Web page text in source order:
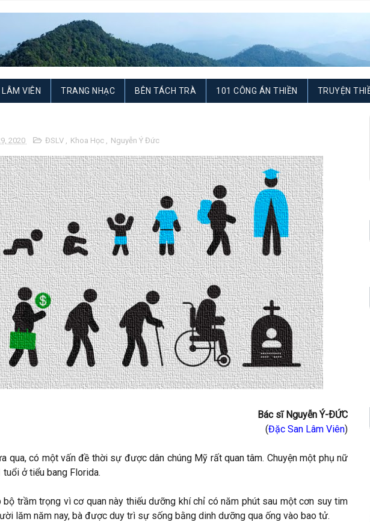
VIÊN TRANG NHẠC BÊN TÁCH TRÀ 101 CÔNG ÁN THIỀN TRUYỆN
2020 ĐSLV , Khoa Học , Nguyễn Ý Đức
Bác sĩ Nguyễn Ý-ÐỨC
(Đặc San Lâm Viên)
qua, có một vấn đề thời sự được dân chúng Mỹ rất quan tâm. Chuyện một phụ nữ
ở tiểu bang Florida.
bộ trầm trọng vì cơ quan này thiếu dưỡng khí chỉ có năm phút sau một cơn suy tim
lăm năm nay, bà được duy trì sự sống bằng dinh dưỡng qua ống vào bao tử.